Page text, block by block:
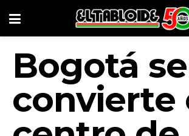
Bogotá se
convierte